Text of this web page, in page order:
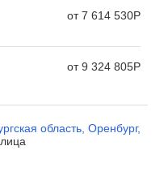
от7 614 530Р
от9 324 805Р
область Оренбург,